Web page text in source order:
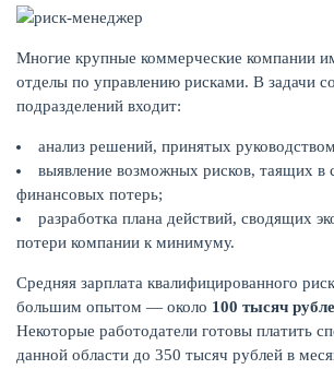
Многие крупные коммерческие компании
отделы по управлению рисками. В задачи
подразделений входит:
анализ решений, принятых
выявление возможных рисков, таящих в
финансовых потерь;
разработка плана действий, сводящих
потери компании к минимуму.
Средняя зарплата квалифицированного
большим опытом — около 100 тысяч
Некоторые работодатели готовы платить
данной области до 350 тысяч рублей в